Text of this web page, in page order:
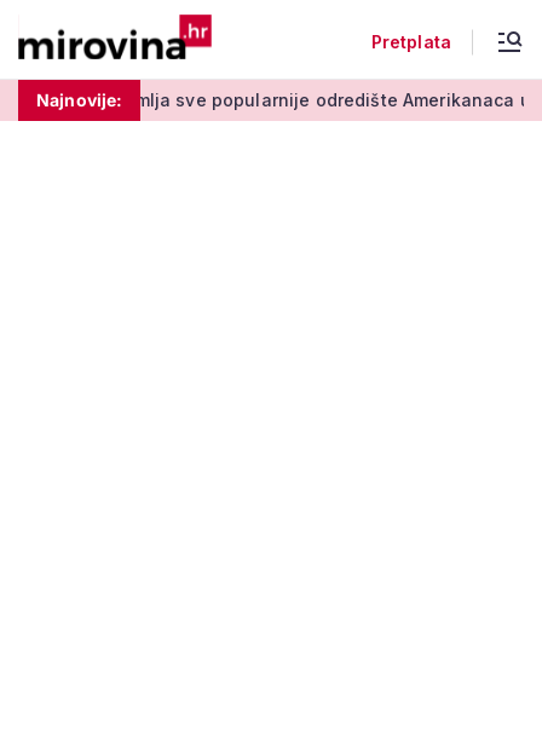
Pretplata
Najnovije:
sve popularnije odredište Amerikanaca u mirovini: Pruža mir